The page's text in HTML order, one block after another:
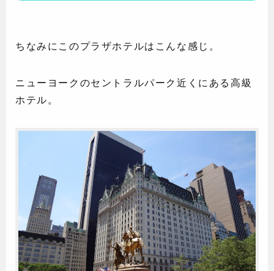
ちなみにこのプラザホテルはこんな感じ。
ニューヨークのセントラルパーク近くにある高級
ホテル。